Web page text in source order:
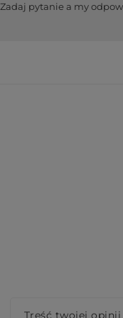
Zadaj pytanie a my
Treść twojej opinii